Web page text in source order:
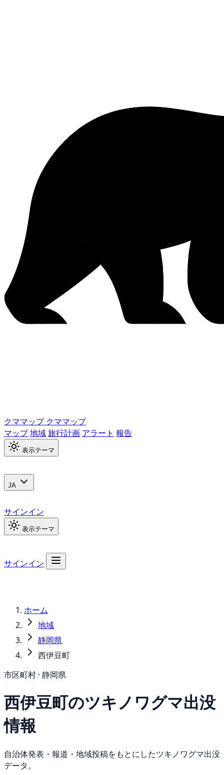
クママップ クママップ
マップ地域旅行計画 アラート 報告
表示テーマ
JA
サインイン
表示テーマ
サインイン
ホーム
地域
静岡県
西伊豆町
市区町村 · 静岡県
西伊豆町のツキノワグマ出没
情報
自治体発表・報道・地域投稿をもとにしたツキノワグマ出没
データ。